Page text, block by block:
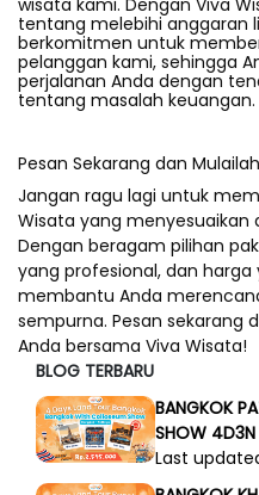
tentang melebihi anggaran
berkomitmen untuk
pelanggan kami, sehingga
perjalanan Anda dengan
tentang masalah keuangan.
Pesan Sekarang dan
Jangan ragu lagi untuk
Wisata yang menyesuaikan
Dengan beragam pilihan
yang profesional, dan
membantu Anda
sempurna. Pesan sekarang
Anda bersama Viva Wisata!
BLOG TERBARU
BANGKOK
SHOW 4D3N
Last